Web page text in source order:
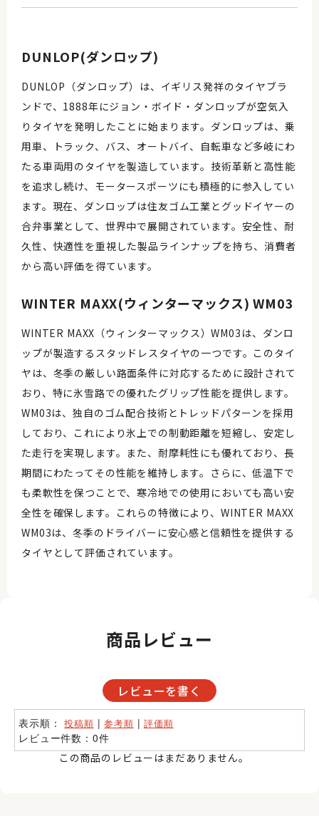
DUNLOP(ダンロップ)
DUNLOP（ダンロップ）は、イギリス発祥のタイヤブラ
ンドで、1888年にジョン・ボイド・ダンロップが空気入
りタイヤを発明したことに始まります。ダンロップは、乗
用車、トラック、バス、オートバイ、自転車など多岐にわ
たる車両用のタイヤを製造しています。技術革新と高性能
を追求し続け、モータースポーツにも積極的に参入してい
ます。現在、ダンロップは住友ゴム工業とグッドイヤーの
合弁事業として、世界中で展開されています。安全性、耐
久性、快適性を重視した製品ラインナップを持ち、消費者
から高い評価を得ています。
WINTER MAXX(ウィンターマックス) WM03
WINTER MAXX（ウィンターマックス）WM03は、ダンロ
ップが製造するスタッドレスタイヤの一つです。このタイ
ヤは、冬季の厳しい路面条件に対応するために設計されて
おり、特に氷雪路での優れたグリップ性能を提供します。
WM03は、独自のゴム配合技術とトレッドパターンを採用
しており、これにより氷上での制動距離を短縮し、安定し
た走行を実現します。また、耐摩耗性にも優れており、長
期間にわたってその性能を維持します。さらに、低温下で
も柔軟性を保つことで、寒冷地での使用においても高い安
全性を確保します。これらの特徴により、WINTER MAXX
WM03は、冬季のドライバーに安心感と信頼性を提供する
タイヤとして評価されています。
商品レビュー
レビューを書く
表示順：投稿順 |参考順 |評価順
レビュー件数：0件
この商品のレビューはまだありません。